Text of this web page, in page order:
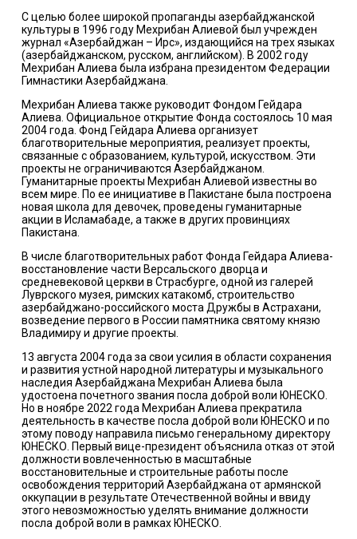
С целью более широкой пропаганды азербайджанской
культуры в 1996 году Мехрибан Алиевой был учрежден
журнал «Азербайджан – Ирс», издающийся на трех языках
(азербайджанском, русском, английском). В 2002 году
Мехрибан Алиева была избрана президентом Федерации
Гимнастики Азербайджана.
Мехрибан Алиева также руководит Фондом Гейдара
Алиева. Официальное открытие Фонда состоялось 10 мая
2004 года. Фонд Гейдара Алиева организует
благотворительные мероприятия, реализует проекты,
связанные с образованием, культурой, искусством. Эти
проекты не ограничиваются Азербайджаном.
Гуманитарные проекты Мехрибан Алиевой известны во
всем мире. По ее инициативе в Пакистане была построена
новая школа для девочек, проведены гуманитарные
акции в Исламабаде, а также в других провинциях
Пакистана.
В числе благотворительных работ Фонда Гейдара Алиева-
восстановление части Версальского дворца и
средневековой церкви в Страсбурге, одной из галерей
Луврского музея, римских катакомб, строительство
азербайджано-российского моста Дружбы в Астрахани,
возведение первого в России памятника святому князю
Владимиру и другие проекты.
13 августа 2004 года за свои усилия в области сохранения
и развития устной народной литературы и музыкального
наследия Азербайджана Мехрибан Алиева была
удостоена почетного звания посла доброй воли ЮНЕСКО.
Но в ноябре 2022 года Мехрибан Алиева прекратила
деятельность в качестве посла доброй воли ЮНЕСКО и по
этому поводу направила письмо генеральному директору
ЮНЕСКО. Первый вице-президент объяснила отказ от этой
должности вовлеченностью в масштабные
восстановительные и строительные работы после
освобождения территорий Азербайджана от армянской
оккупации в результате Отечественной войны и ввиду
этого невозможностью уделять внимание должности
посла доброй воли в рамках ЮНЕСКО.